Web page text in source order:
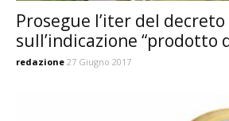
Prosegue l’iter del decreto
sull’indicazione “prodotto
redazione 27 Giugno 2017